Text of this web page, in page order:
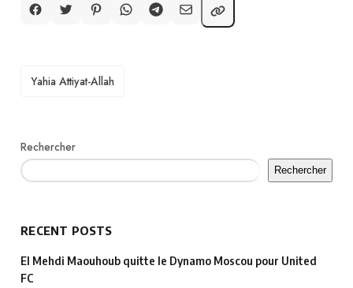
TAGS
Yahia Attiyat-Allah
Rechercher
Rechercher
RECENT POSTS
El Mehdi Maouhoub quitte le Dynamo Moscou pour United
FC